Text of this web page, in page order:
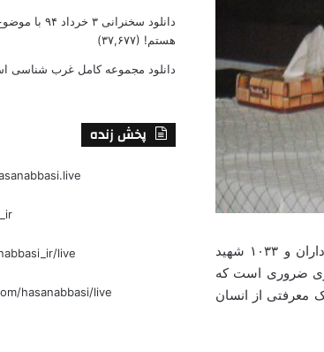
استاد حسن عباسی، رییس مرکز بررسی های دکترینال، شنبه شب در یادواره مردان بی ادعا ویژه سرداران و ۱۰۳۳ شهید
ضروری است که
معرفتی از انسان
دانلود
هستم! (۳۷,۶۷۷)
دانلود مجموعه کامل غرب شناسی
پخش زنده
live
hasanabbasi/live